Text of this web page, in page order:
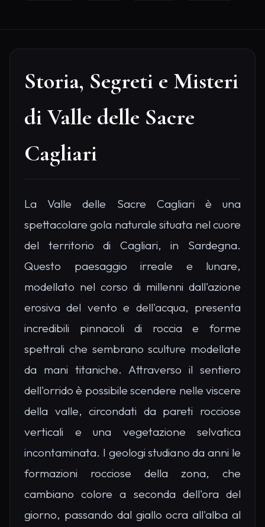
Storia, Segreti e Misteri
di Valle delle Sacre
Cagliari
La Valle delle Sacre Cagliari è una
spettacolare gola naturale situata nel cuore
del territorio di Cagliari, in Sardegna.
Questo paesaggio irreale e lunare,
modellato nel corso di millenni dall'azione
erosiva del vento e dell'acqua, presenta
incredibili pinnacoli di roccia e forme
spettrali che sembrano sculture modellate
da mani titaniche. Attraverso il sentiero
dell'orrido è possibile scendere nelle viscere
della valle, circondati da pareti rocciose
verticali e una vegetazione selvatica
incontaminata. I geologi studiano da anni le
formazioni rocciose della zona, che
cambiano colore a seconda dell'ora del
giorno, passando dal giallo ocra all'alba al